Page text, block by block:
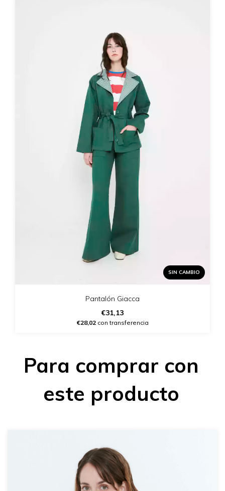
SIN CAMBIO
Pantalón Giacca
€31,13
€28,02con transferencia
Para comprar con
este producto